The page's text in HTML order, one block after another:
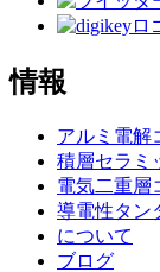
情報
アルミ電解
積層セラミ
電気二重層
導電性タン
について
ブログ